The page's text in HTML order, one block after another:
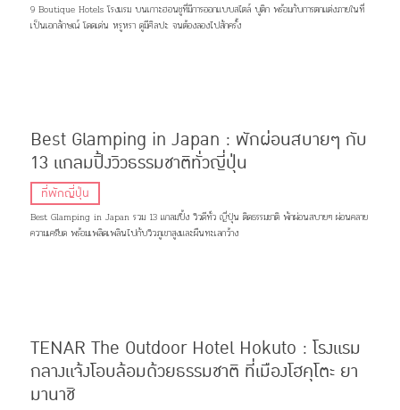
9 Boutique Hotels โรงแรม บนเกาะฮอนชูที่มีการออกแบบสไตล์ บูติก พร้อมกับการตกแต่งภายในที่
เป็นเอกลักษณ์ โดดเด่น หรูหรา ดูมีศิลปะ จนต้องลองไปสักครั้ง
Best Glamping in Japan : พักผ่อนสบายๆ กับ
13 แกลมปิ้งวิวธรรมชาติทั่วญี่ปุ่น
ที่พักญี่ปุ่น
Best Glamping in Japan รวม 13 แกลมปิ้ง วิวดีทั่ว ญี่ปุ่น ติดธรรมชาติ พักผ่อนสบายๆ ผ่อนคลาย
ความเครียด พร้อมเพลิดเพลินไปกับวิวภูเขาสูงและผืนทะเลกว้าง
TENAR The Outdoor Hotel Hokuto : โรงแรม
กลางแจ้งโอบล้อมด้วยธรรมชาติ ที่เมืองโฮคุโตะ ยา
มานาชิ